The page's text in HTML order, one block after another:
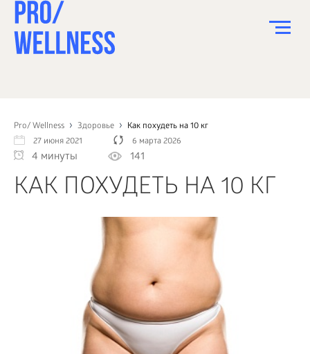
Pro/ Wellness Здоровье
Как похудеть на 10 кг
27 июня 2021
6 марта 2026
4 минуты 141
КАК ПОХУДЕТЬ НА 10 КГ
СПОРТ
ЗДОРОВЬЕ
КРАСОТА